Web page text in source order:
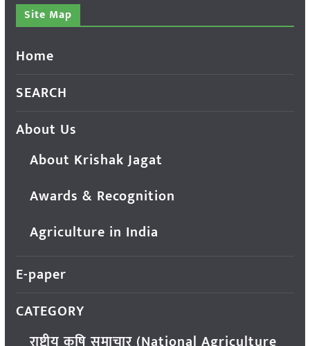
Site Map
Home
SEARCH
About Us
About Krishak Jagat
Awards & Recognition
Agriculture in India
E-paper
CATEGORY